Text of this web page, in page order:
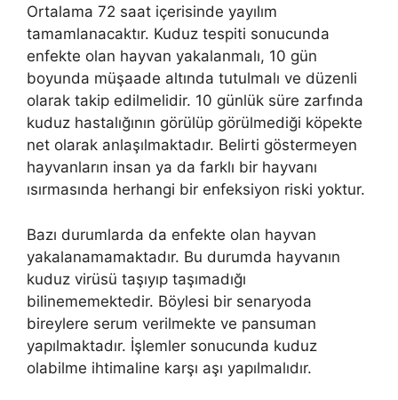
Ortalama 72 saat içerisinde yayılım
tamamlanacaktır. Kuduz tespiti sonucunda
enfekte olan hayvan yakalanmalı, 10 gün
boyunda müşaade altında tutulmalı ve düzenli
olarak takip edilmelidir. 10 günlük süre zarfında
kuduz hastalığının görülüp görülmediği köpekte
net olarak anlaşılmaktadır. Belirti göstermeyen
hayvanların insan ya da farklı bir hayvanı
ısırmasında herhangi bir enfeksiyon riski yoktur.
Bazı durumlarda da enfekte olan hayvan
yakalanamamaktadır. Bu durumda hayvanın
kuduz virüsü taşıyıp taşımadığı
bilinememektedir. Böylesi bir senaryoda
bireylere serum verilmekte ve pansuman
yapılmaktadır. İşlemler sonucunda kuduz
olabilme ihtimaline karşı aşı yapılmalıdır.